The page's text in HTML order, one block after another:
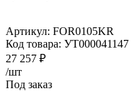
Артикул: FOR0105KR
Код товара: УТ000041147
27 257 ₽
/шт
Под заказ